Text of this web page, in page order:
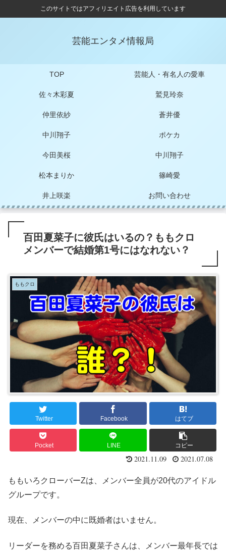
このサイトではアフィリエイト広告を利用しています
芸能エンタメ情報局
TOP 芸能人・有名人の愛車
佐々木彩夏 鷲見玲奈
仲里依紗 蒼井優
中川翔子 ポケカ
今田美桜 中川翔子
松本まりか 篠崎愛
井上咲楽 お問い合わせ
百田夏菜子に彼氏はいるの？ももクロ
メンバーで結婚第1号にはなれない？
ももクロ
Twitter Facebook はてブ
Pocket LINE コピー
2021.11.09 2021.07.08
ももいろクローバーZは、メンバー全員が20代のアイドル
グループです。
現在、メンバーの中に既婚者はいません。
リーダーを務める百田夏菜子さんは、メンバー最年長では